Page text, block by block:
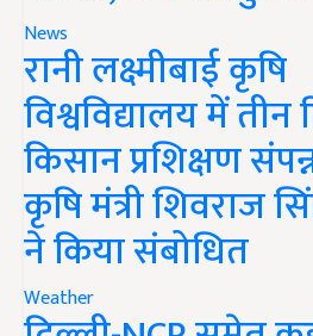
News
रानी लक्ष्मीबाई कृषि
विश्वविद्यालय में
किसान प्रशिक्षण
कृषि मंत्री शिवराज
ने किया संबोधित
Weather